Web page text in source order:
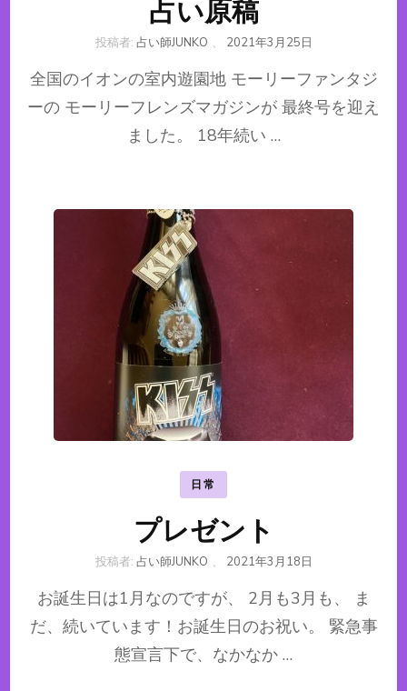
占い原稿
投稿者: 占い師JUNKO 、 2021年3月25日
全国のイオンの室内遊園地 モーリーファンタジ
ーの モーリーフレンズマガジンが 最終号を迎え
ました。 18年続い …
日常
プレゼント
投稿者: 占い師JUNKO 、 2021年3月18日
お誕生日は1月なのですが、 2月も3月も、 ま
だ、続いています！お誕生日のお祝い。 緊急事
態宣言下で、なかなか …